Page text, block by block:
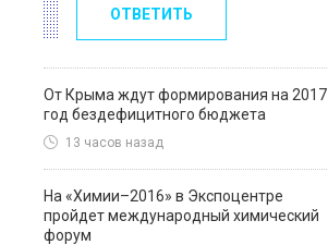
ОТВЕТИТЬ
От Крыма ждут формирования на 2017
год бездефицитного бюджета
13 часов назад
На «Химии–2016» в Экспоцентре
пройдет международный химический
форум